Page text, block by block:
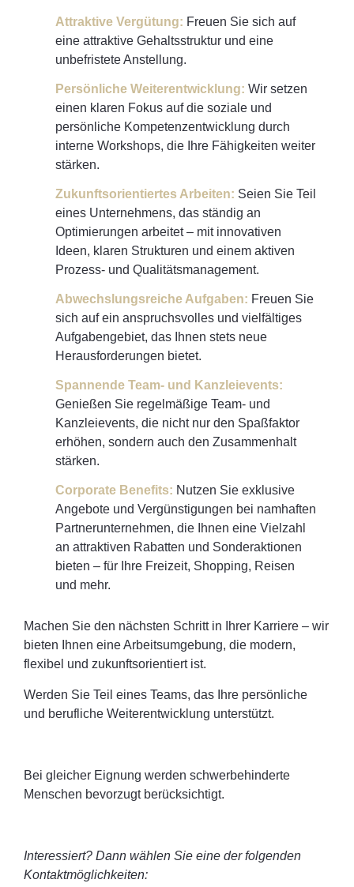
Attraktive Vergütung: Freuen Sie sich auf
eine attraktive Gehaltsstruktur und eine
unbefristete Anstellung.
Persönliche Weiterentwicklung: Wir setzen
einen klaren Fokus auf die soziale und
persönliche Kompetenzentwicklung durch
interne Workshops, die Ihre Fähigkeiten weiter
stärken.
Zukunftsorientiertes Arbeiten: Seien Sie Teil
eines Unternehmens, das ständig an
Optimierungen arbeitet – mit innovativen
Ideen, klaren Strukturen und einem aktiven
Prozess- und Qualitätsmanagement.
Abwechslungsreiche Aufgaben: Freuen Sie
sich auf ein anspruchsvolles und vielfältiges
Aufgabengebiet, das Ihnen stets neue
Herausforderungen bietet.
Spannende Team- und Kanzleievents:
Genießen Sie regelmäßige Team- und
Kanzleievents, die nicht nur den Spaßfaktor
erhöhen, sondern auch den Zusammenhalt
stärken.
Corporate Benefits: Nutzen Sie exklusive
Angebote und Vergünstigungen bei namhaften
Partnerunternehmen, die Ihnen eine Vielzahl
an attraktiven Rabatten und Sonderaktionen
bieten – für Ihre Freizeit, Shopping, Reisen
und mehr.
Machen Sie den nächsten Schritt in Ihrer Karriere – wir
bieten Ihnen eine Arbeitsumgebung, die modern,
flexibel und zukunftsorientiert ist.
Werden Sie Teil eines Teams, das Ihre persönliche
und berufliche Weiterentwicklung unterstützt.
Bei gleicher Eignung werden schwerbehinderte
Menschen bevorzugt berücksichtigt.
Interessiert? Dann wählen Sie eine der folgenden
Kontaktmöglichkeiten: